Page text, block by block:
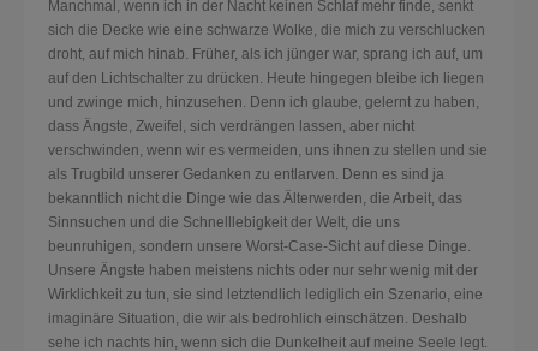
Manchmal, wenn ich in der Nacht keinen Schlaf mehr finde, senkt
sich die Decke wie eine schwarze Wolke, die mich zu verschlucken
droht, auf mich hinab. Früher, als ich jünger war, sprang ich auf, um
auf den Lichtschalter zu drücken. Heute hingegen bleibe ich liegen
und zwinge mich, hinzusehen. Denn ich glaube, gelernt zu haben,
dass Ängste, Zweifel, sich verdrängen lassen, aber nicht
verschwinden, wenn wir es vermeiden, uns ihnen zu stellen und sie
als Trugbild unserer Gedanken zu entlarven. Denn es sind ja
bekanntlich nicht die Dinge wie das Älterwerden, die Arbeit, das
Sinnsuchen und die Schnelllebigkeit der Welt, die uns
beunruhigen, sondern unsere Worst-Case-Sicht auf diese Dinge.
Unsere Ängste haben meistens nichts oder nur sehr wenig mit der
Wirklichkeit zu tun, sie sind letztendlich lediglich ein Szenario, eine
imaginäre Situation, die wir als bedrohlich einschätzen. Deshalb
sehe ich nachts hin, wenn sich die Dunkelheit auf meine Seele legt.